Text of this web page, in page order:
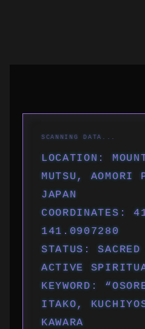
LOCATION:
MUTSU, AOMORI
JAPAN
COORDINATES:
141.0907280
STATUS: SACRED
ACTIVE
KEYWORD:
ITAKO,
KAWARA